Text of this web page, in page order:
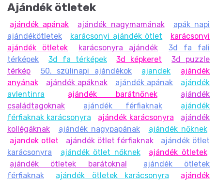
Ajándék ötletek
ajándék apának ajándék nagymamának
apák napi
ajándékötletek
karácsonyi ajándék ötlet
karácsonyi
ajándék ötletek
karácsonyra ajándék
3d fa fali
térképek
3d fa térképek 3d képkeret
3d puzzle
térkép
50. szülinapi ajándékok ajandek
ajándék
anyának
ajándék apáknak ajándék apának
ajándék
avlentinra
ajándék barátnőnek
ajándék
családtagoknak
ajándék férfiaknak
ajándék
férfiaknak karácsonyra
ajándék karácsonyra
ajándék
kollégáknak
ajándék nagypapának
ajándék nőknek
ajandek otlet
ajándék ötlet férfiaknak
ajándék ötlet
karácsonyra
ajándék ötlet nőknek
ajándék ötletek
ajándék ötletek barátoknal
ajándék ötletek
férfiaknak
ajándék ötletek karácsonyra
ajándék